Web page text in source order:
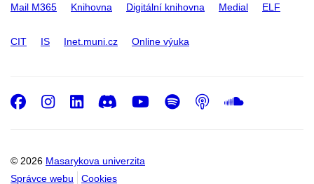
Mail M365 Knihovna Digitální knihovna Medial ELF
CIT IS Inet.muni.cz Online výuka
© 2026 Masarykova univerzita
Správce webu
Cookies
Facebook
Instagram
LinkedIn
DiscordYoutube
Spotify
Podcast